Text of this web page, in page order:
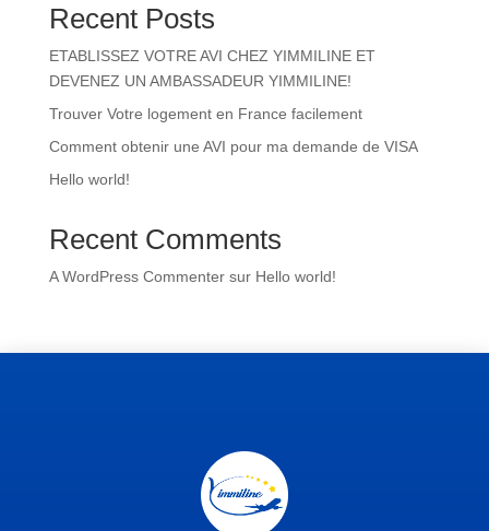
Recent Posts
ETABLISSEZ VOTRE AVI CHEZ YIMMILINE ET
DEVENEZ UN AMBASSADEUR YIMMILINE!
Trouver Votre logement en France facilement
Comment obtenir une AVI pour ma demande de VISA
Hello world!
Recent Comments
A WordPress Commentersur Hello world!